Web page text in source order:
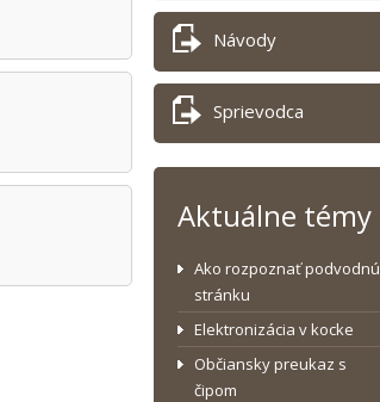
Návody
Sprievodca
Aktuálne témy
Ako rozpoznať podvodnú
stránku
Elektronizácia v kocke
Občiansky preukaz s
čipom